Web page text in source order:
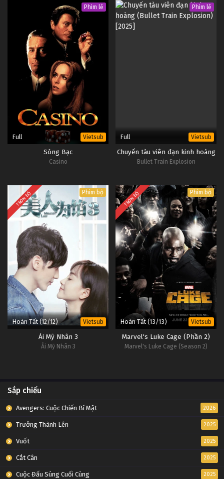
Phim lẻ
Full Vietsub
Sòng Bạc
Casino
Phim lẻ
Full Vietsub
Chuyến tàu viên đạn kinh hoàng
Bullet Train Explosion
TRỌN BỘ Phim bộ
Hoàn Tất (12/12) Vietsub
Ải Mỹ Nhân 3
Ải Mỹ Nhân 3
TRỌN BỘ Phim bộ
Hoàn Tất (13/13) Vietsub
Marvel's Luke Cage (Phần 2)
Marvel's Luke Cage (Season 2)
Sắp chiếu
Avengers: Cuộc Chiến Bí Mật 2026
Trưởng Thành Lên 2025
Vuốt 2025
Cắt Cân 2025
Cuộc Đấu Súng Cuối Cùng 2025